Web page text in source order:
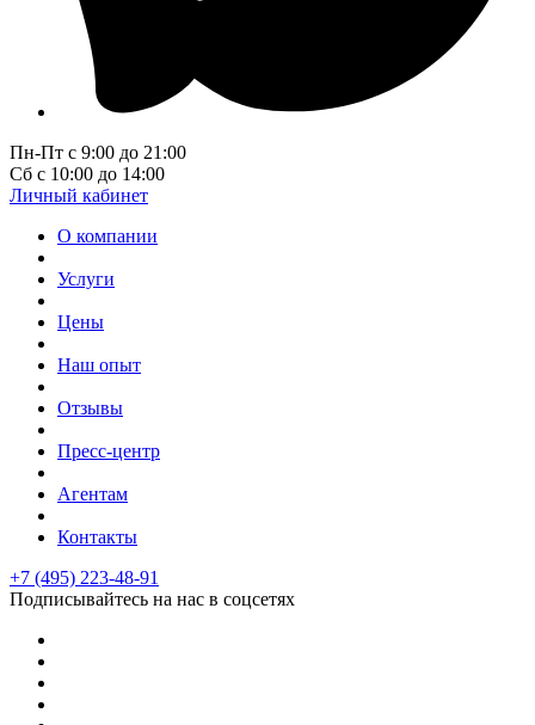
Пн-Пт с 9:00 до 21:00
Сб с 10:00 до 14:00
Личный кабинет
О компании
Услуги
Цены
Наш опыт
Отзывы
Пресс-центр
Агентам
Контакты
+7 (495) 223-48-91
Подписывайтесь на нас в соцсетях